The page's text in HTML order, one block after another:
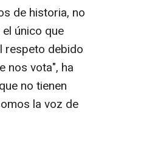
de historia, no
único que
respeto debido
nos vota", ha
no tienen
la voz de